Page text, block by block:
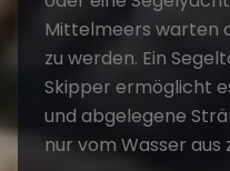
Mittelmeers warten
zu werden. Ein
Skipper ermöglicht
und abgelegene
nur vom Wasser aus